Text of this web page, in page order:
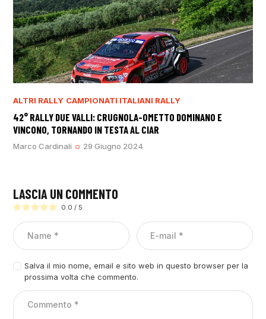
ALTRI RALLY CAMPIONATI ITALIANI RALLY
42° RALLY DUE VALLI: CRUGNOLA-OMETTO DOMINANO E
VINCONO, TORNANDO IN TESTA AL CIAR
Marco Cardinali 29 Giugno 2024
LASCIA UN COMMENTO
0.0 / 5
Salva il mio nome, email e sito web in questo browser per la
prossima volta che commento.